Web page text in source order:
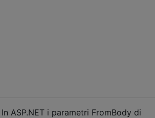
In ASP.NET i parametri FromBody di